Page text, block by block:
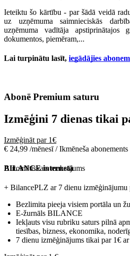
Ieteiktu šo kārtību - par šādā veidā
uz uzņēmuma saimnieciskās
uzņēmuma vadītāja apstiprinātajos
dokumentos, piemēram,...
Lai turpinātu lasīt, iegādājies
Abonē Premium saturu
Izmēģini 7 dienas tikai
Izmēģināt par 1€
€ 24,99 /mēnesī / Ikmēneša abonements
Automātiskais maksājums
BILANCE internetā
+ BilancePLZ ar 7 dienu izmēģinājumu
Bezlimita pieeja visiem portāla un
E-žurnāls BILANCE
Iekļauts visu rubriku saturs pilnā
tiesības, bizness, ekonomika,
7 dienu izmēģinājums tikai par 1€